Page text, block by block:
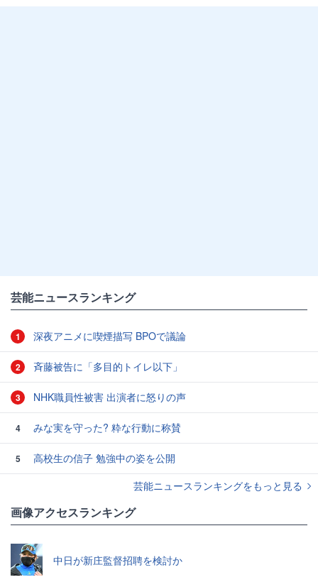
芸能ニュースランキング
1 深夜アニメに喫煙描写 BPOで議論
2 斉藤被告に「多目的トイレ以下」
3 NHK職員性被害 出演者に怒りの声
4 みな実を守った? 粋な行動に称賛
5
高校生の信子 勉強中の姿を公開
芸能ニュースランキングをもっと見る
画像アクセスランキング
中日が新庄監督招聘を検討か